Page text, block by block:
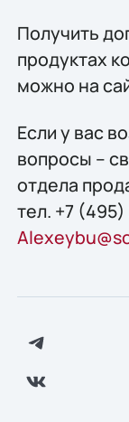
Получить
продуктах
можно на
Если у вас
вопросы –
отдела
тел. +7